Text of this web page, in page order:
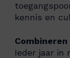
kennis en
Ieder jaar in